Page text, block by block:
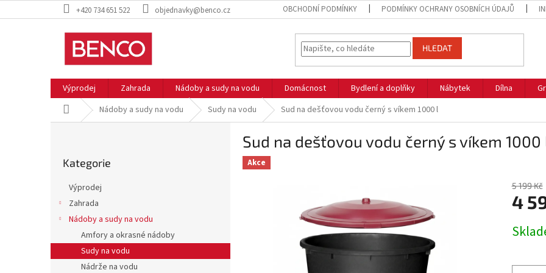
na
+420 734 651 522 objednavky@benco.cz OBCHODNÍ PODMÍNKY PODMÍNKY OCHRANY OSOBNÍCH ÚDAJŮ
HLEDAT
Výprodej Zahrada Nádoby a sudy na vodu Domácnost Bydlení a doplňky Nábytek Dílna
Domů Nádoby a sudy na vodu Sudy na vodu Sud na dešťovou vodu černý s víkem 1000 l
a
kategorie
Kategorie
Výprodej
Zahrada
Nádoby a sudy na vodu
Amfory a okrasné nádoby
Sudy na vodu
Nádrže na vodu
Sud na dešťovou vodu černý s víkem 1000
Akce
5 199 Kč
4
cena: